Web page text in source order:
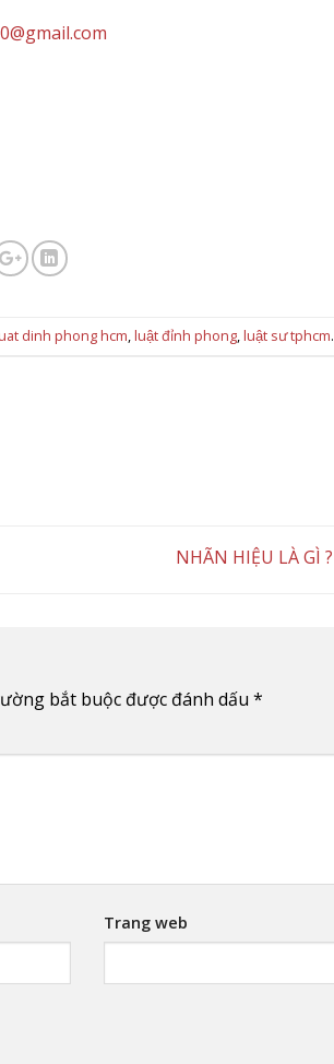
dinh phong hcm,luật đỉnh phong,luật sư tphcm.
NHÃN HIỆU LÀ GÌ ?
bắt buộc được đánh dấu *
Trang web